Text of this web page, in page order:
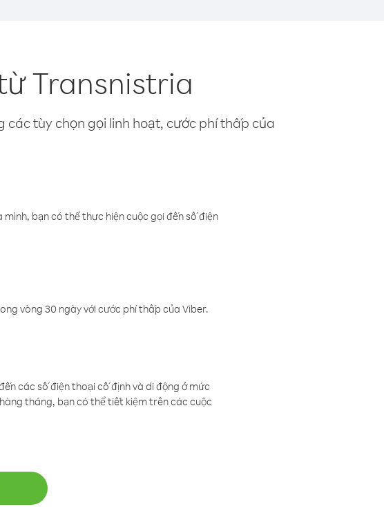
Transnistria
tùy chọn gọi linh hoạt, cước phí thấp của
bạn có thể thực hiện cuộc gọi đến số điện
vòng 30 ngày với cước phí thấp của Viber.
các số điện thoại cố định và di động ở mức
tháng, bạn có thể tiết kiệm trên các cuộc